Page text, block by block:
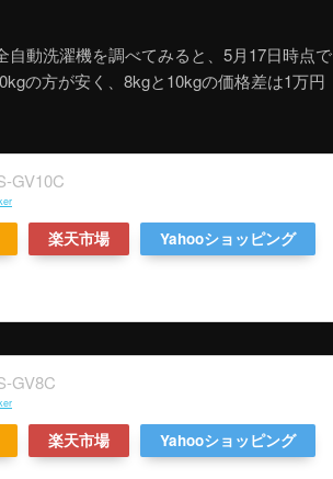
動洗濯機を調べてみると、5月17日時点で
の方が安く、8kgと10kgの価格差は1万円
GV10C
楽天市場 Yahooショッピング
GV8C
楽天市場 Yahooショッピング